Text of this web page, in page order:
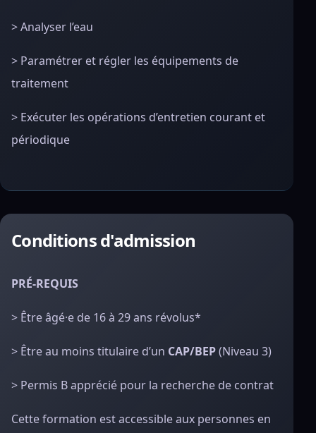
> Analyser l’eau
> Paramétrer et régler les équipements de
traitement
> Exécuter les opérations d’entretien courant et
périodique
Conditions d'admission
PRÉ-REQUIS
> Être âgé·e de 16 à 29 ans révolus*
> Être au moins titulaire d’un CAP/BEP(Niveau 3)
> Permis B apprécié pour la recherche de contrat
Cette formation est accessible aux personnes en